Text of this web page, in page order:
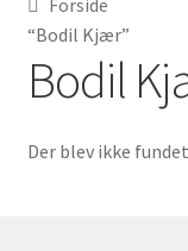
Bøger og blade
Børnebøger
Ting
Forside
“Bodil Kjær”
Bodil
Der blev ikke